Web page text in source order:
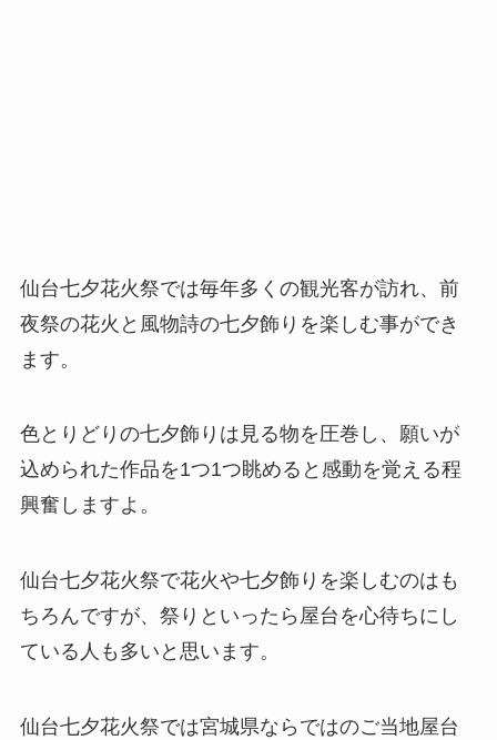
仙台七夕花火祭では毎年多くの観光客が訪れ、前
夜祭の花火と風物詩の七夕飾りを楽しむ事ができ
ます。
色とりどりの七夕飾りは見る物を圧巻し、願いが
込められた作品を1つ1つ眺めると感動を覚える程
興奮しますよ。
仙台七夕花火祭で花火や七夕飾りを楽しむのはも
ちろんですが、祭りといったら屋台を心待ちにし
ている人も多いと思います。
仙台七夕花火祭では宮城県ならではのご当地屋台